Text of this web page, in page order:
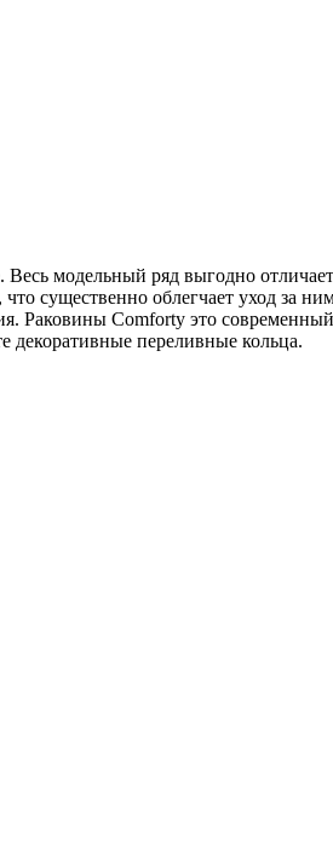
модельный ряд выгодно
существенно облегчает уход за
Раковины Comforty это современный
декоративные переливные кольца.